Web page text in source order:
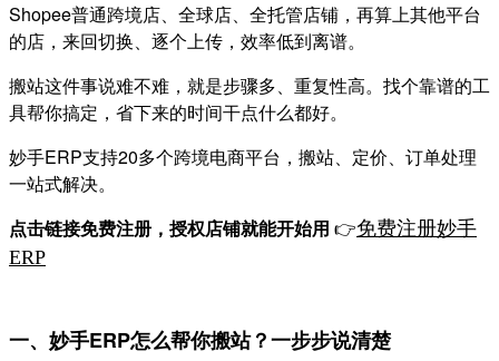
Shopee普通跨境店、全球店、全托管店铺，再算上其他平台
的店，来回切换、逐个上传，效率低到离谱。
搬站这件事说难不难，就是步骤多、重复性高。找个靠谱的工
具帮你搞定，省下来的时间干点什么都好。
妙手ERP支持20多个跨境电商平台，搬站、定价、订单处理
一站式解决。
点击链接免费注册，授权店铺就能开始用 👉免费注册妙手
ERP
一、妙手ERP怎么帮你搬站？一步步说清楚